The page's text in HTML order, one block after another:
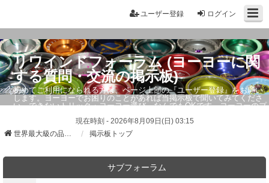
ログイン
ユーザー登録
リワインドフォーラム (ヨーヨーに関
する質問・交流の掲示板)
初めてご利用になられる方は、ページ上部の『ユーザー登録』をお願い
します。ヨーヨーでお困りのことがあれば当掲示板で聞いてみてくださ
い。できないトリック・ヨーヨー選び、なんでもOKです。ヨーヨーのプ
現在時刻 - 2026年8月09日(日) 03:15
世界最大級の品ぞろえ ヨーヨーストア「リワインド」
掲示板トップ
サブフォーラム